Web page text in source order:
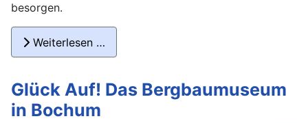
besorgen.
Weiterlesen …
Glück Auf! Das Bergbaumuseum
in Bochum